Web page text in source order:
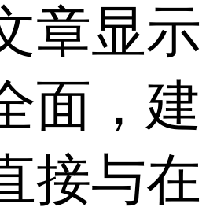
章显示
面，建
接与在